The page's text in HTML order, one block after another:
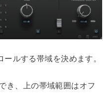
ルする帯域を決めます。
き、上の帯域範囲はオフ